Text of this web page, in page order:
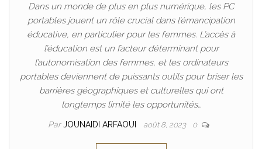
Dans un monde de plus en plus numérique, les PC
portables jouent un rôle crucial dans l’émancipation
éducative, en particulier pour les femmes. L’accès à
l’éducation est un facteur déterminant pour
l’autonomisation des femmes, et les ordinateurs
portables deviennent de puissants outils pour briser les
barrières géographiques et culturelles qui ont
longtemps limité les opportunités…
ParJOUNAIDI ARFAOUI août 8, 2023 0